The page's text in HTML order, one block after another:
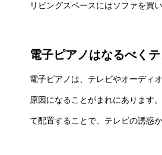
リビングスペースにはソファを買
電子ピアノはなるべく
電子ピアノは、テレビやオーディ
原因になることがまれにあります
て配置することで、テレビの誘惑